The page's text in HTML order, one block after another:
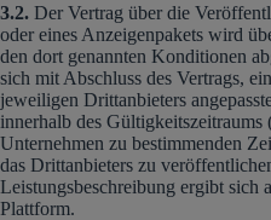
3.2. Der Vertrag über die
oder eines Anzeigenpakets wird
den dort genannten Konditionen
sich mit Abschluss des Vertrags,
jeweiligen Drittanbieters
innerhalb des
Unternehmen zu bestimmenden
das Drittanbieters zu
Leistungsbeschreibung ergibt sich
Plattform.